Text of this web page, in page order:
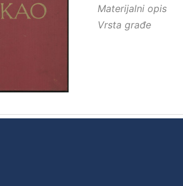
Materijalni opis
Vrsta građe